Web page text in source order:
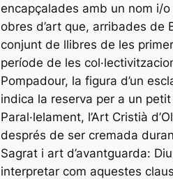
encapçalades amb un nom i/
obres d’art que, arribades de
conjunt de llibres de les
període de les
Pompadour, la figura d’un
indica la reserva per a un
Paral·lelament, l’Art Cristià
després de ser cremada
Sagrat i art d’avantguarda:
interpretar com aquestes